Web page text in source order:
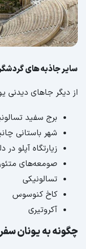
سایر جاذبه‌ های
از دیگر جاهای دیدنی
برج سفید
شهر باستانی
زیارتگاه آپلو در
صومعه‌های
تسالونیکی
کاخ کنوسوس
آکروتیری
چگونه به یونان